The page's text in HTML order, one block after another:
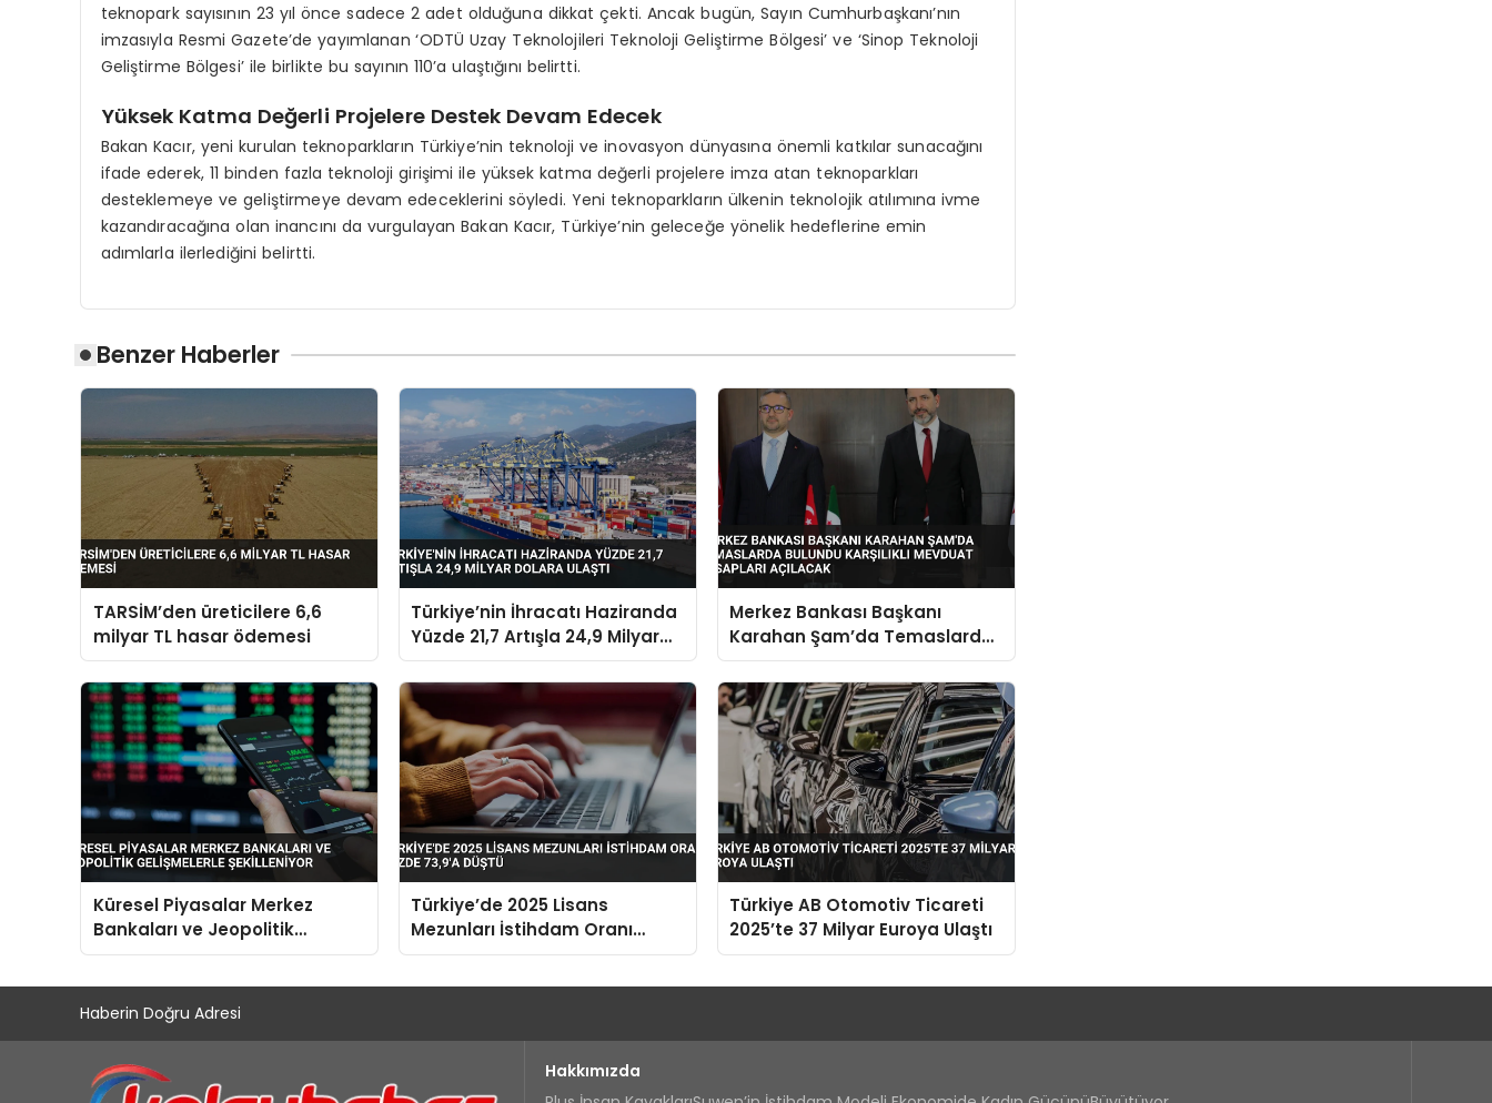
teknopark sayısının 23 yıl önce sadece 2 adet olduğuna dikkat çekti. Ancak bugün, Sayın Cumhurbaşkanı’nın
imzasıyla Resmi Gazete’de yayımlanan ‘ODTÜ Uzay Teknolojileri Teknoloji Geliştirme Bölgesi’ ve ‘Sinop Teknoloji
Geliştirme Bölgesi’ ile birlikte bu sayının 110’a ulaştığını belirtti.
Yüksek Katma Değerli Projelere Destek Devam Edecek
Bakan Kacır, yeni kurulan teknoparkların Türkiye’nin teknoloji ve inovasyon dünyasına önemli katkılar sunacağını
ifade ederek, 11 binden fazla teknoloji girişimi ile yüksek katma değerli projelere imza atan teknoparkları
desteklemeye ve geliştirmeye devam edeceklerini söyledi. Yeni teknoparkların ülkenin teknolojik atılımına ivme
kazandıracağına olan inancını da vurgulayan Bakan Kacır, Türkiye’nin geleceğe yönelik hedeflerine emin
adımlarla ilerlediğini belirtti.
Benzer Haberler
TARSİM’den üreticilere 6,6
milyar TL hasar ödemesi
Türkiye’nin İhracatı Haziranda
Yüzde 21,7 Artışla 24,9 Milyar
Dolara Ulaştı
Merkez Bankası Başkanı
Karahan Şam’da Temaslarda
Bulundu Karşılıklı Mevduat
Hesapları Açılacak
Küresel Piyasalar Merkez
Bankaları ve Jeopolitik
Gelişmelerle Şekilleniyor
Türkiye’de 2025 Lisans
Mezunları İstihdam Oranı
Yüzde 73,9’a Düştü
Türkiye AB Otomotiv Ticareti
2025’te 37 Milyar Euroya Ulaştı
Haberin Doğru Adresi
Hakkımızda